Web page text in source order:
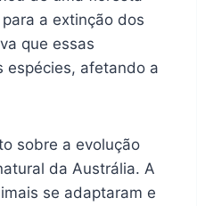
a extinção dos
que essas
espécies, afetando a
sobre a evolução
da Austrália. A
se adaptaram e